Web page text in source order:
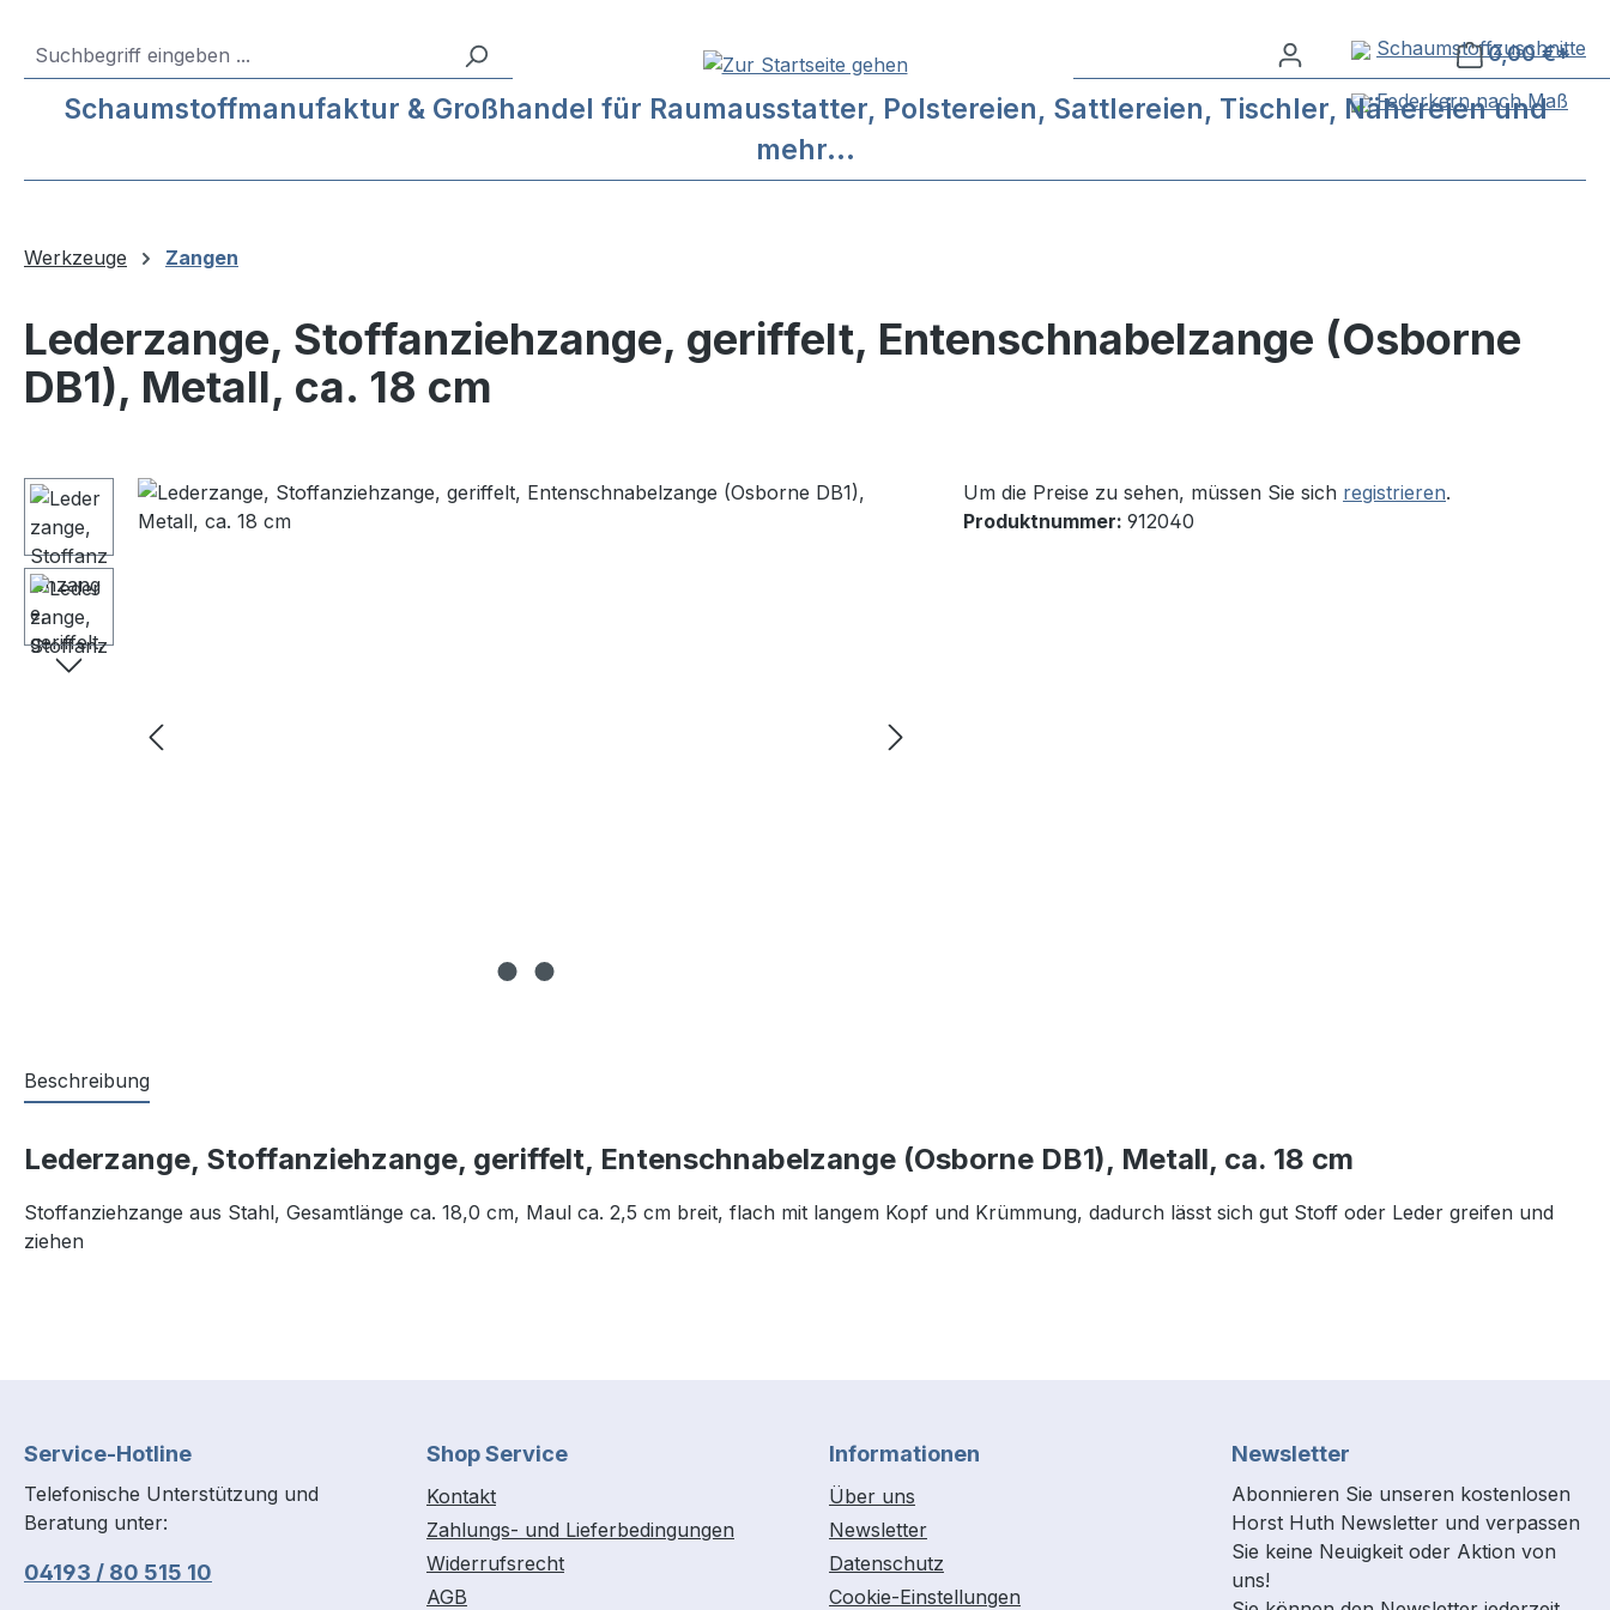
Service-Hotline:04193 – 80 515 10 Schaumstoffzuschnitte
Federkern nach Maß
0,00 €*
Schaumstoffmanufaktur & Großhandel für Raumausstatter, Polstereien, Sattlereien, Tischler, Nähereien und
mehr...
Werkzeuge Zangen
Lederzange, Stoffanziehzange, geriffelt, Entenschnabelzange (Osborne
DB1), Metall, ca. 18 cm
Bildergalerie überspringen Um die Preise zu sehen, müssen Sie sich registrieren.
Produktnummer: 912040
Beschreibung
Lederzange, Stoffanziehzange, geriffelt, Entenschnabelzange (Osborne DB1), Metall, ca. 18 cm
Stoffanziehzange aus Stahl, Gesamtlänge ca. 18,0 cm, Maul ca. 2,5 cm breit, flach mit langem Kopf und Krümmung, dadurch lässt sich gut Stoff oder Leder greifen und
ziehen
Service-Hotline
Telefonische Unterstützung und
Beratung unter:
04193 / 80 515 10
Shop Service
Kontakt
Zahlungs- und Lieferbedingungen
Widerrufsrecht
AGB
Informationen
Über uns
Newsletter
Datenschutz
Cookie-Einstellungen
Newsletter
Abonnieren Sie unseren kostenlosen
Horst Huth Newsletter und verpassen
Sie keine Neuigkeit oder Aktion von
uns!